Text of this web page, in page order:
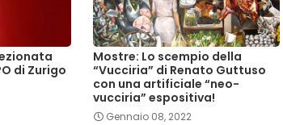
di Zurigo
Mostre: Lo scempio della
“Vucciria” di Renato Guttuso
con una artificiale “neo-
vucciria” espositiva!
Gennaio 08, 2022